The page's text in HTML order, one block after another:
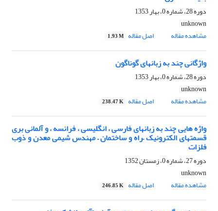
دوره 28، شماره 0، بهار 1353
unknown
مشاهده مقاله
اصل مقاله 1.93 M
واژگانی چند به زبانهای گوناگون
دوره 28، شماره 0، بهار 1353
unknown
مشاهده مقاله
اصل مقاله 238.47 K
واژه هایی چند به زبانهای فارسی ، انگلیسی ، فرانسه ، و آلمانی بری
قسمتهای الکترونیک –راه و ساختمان – مهندس شیمی معدن و ذوب
فلزات
دوره 27، شماره 0، زمستان 1352
unknown
مشاهده مقاله
اصل مقاله 246.85 K